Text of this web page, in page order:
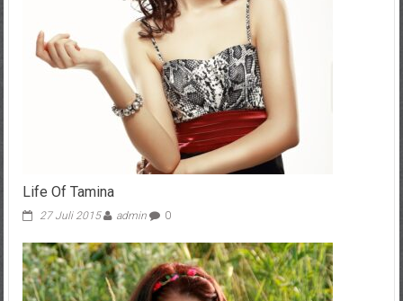
Life Of Tamina
27 Juli 2015 admin 0